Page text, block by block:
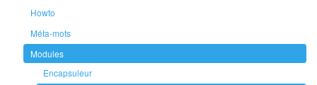
Howto
Méta-mots
Modules
Encapsuleur